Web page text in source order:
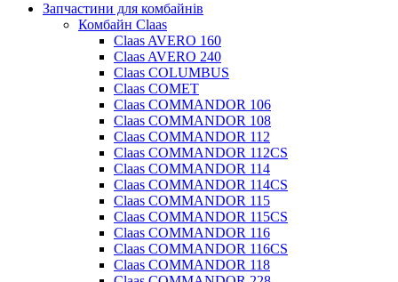
Запчастини для комбайнів
Комбайн Claas
Claas AVERO 160
Claas AVERO 240
Claas COLUMBUS
Claas COMET
Claas COMMANDOR 106
Claas COMMANDOR 108
Claas COMMANDOR 112
Claas COMMANDOR 112CS
Claas COMMANDOR 114
Claas COMMANDOR 114CS
Claas COMMANDOR 115
Claas COMMANDOR 115CS
Claas COMMANDOR 116
Claas COMMANDOR 116CS
Claas COMMANDOR 118